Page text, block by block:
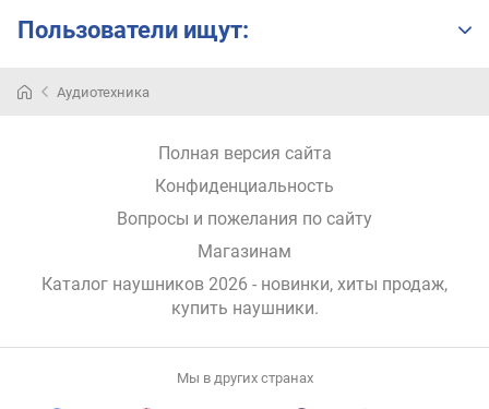
к
а
и
Пользователи ищут:
Аудиотехника
Полная версия сайта
Конфиденциальность
Вопросы и пожелания по сайту
Магазинам
Каталог наушников 2026 - новинки, хиты продаж,
купить наушники.
Мы в других странах